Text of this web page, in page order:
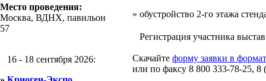
Место проведения:
Москва, ВДНХ, павильон
57
16 - 18 сентября 2026:
» обустройство 2-го этажа
Регистрация участника
Скачайте форму заявки в
или по факсу 8 800 333-78-25, 8